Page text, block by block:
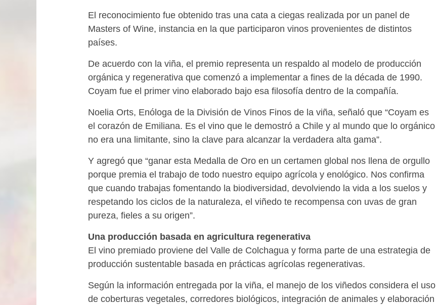
El reconocimiento fue obtenido tras una cata a ciegas realizada por un panel de
Masters of Wine, instancia en la que participaron vinos provenientes de distintos
países.
De acuerdo con la viña, el premio representa un respaldo al modelo de producción
orgánica y regenerativa que comenzó a implementar a fines de la década de 1990.
Coyam fue el primer vino elaborado bajo esa filosofía dentro de la compañía.
Noelia Orts, Enóloga de la División de Vinos Finos de la viña, señaló que “Coyam es
el corazón de Emiliana. Es el vino que le demostró a Chile y al mundo que lo orgánico
no era una limitante, sino la clave para alcanzar la verdadera alta gama”.
Y agregó que “ganar esta Medalla de Oro en un certamen global nos llena de orgullo
porque premia el trabajo de todo nuestro equipo agrícola y enológico. Nos confirma
que cuando trabajas fomentando la biodiversidad, devolviendo la vida a los suelos y
respetando los ciclos de la naturaleza, el viñedo te recompensa con uvas de gran
pureza, fieles a su origen”.
Una producción basada en agricultura regenerativa
El vino premiado proviene del Valle de Colchagua y forma parte de una estrategia de
producción sustentable basada en prácticas agrícolas regenerativas.
Según la información entregada por la viña, el manejo de los viñedos considera el uso
de coberturas vegetales, corredores biológicos, integración de animales y elaboración